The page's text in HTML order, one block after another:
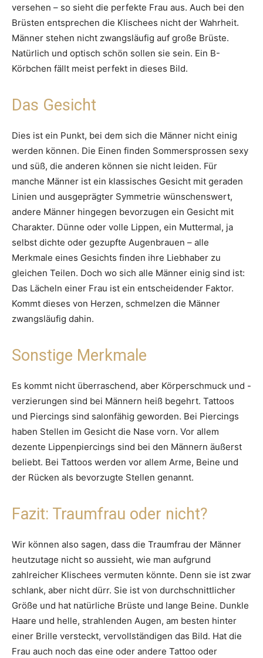
versehen – so sieht die perfekte Frau aus. Auch bei den
Brüsten entsprechen die Klischees nicht der Wahrheit.
Männer stehen nicht zwangsläufig auf große Brüste.
Natürlich und optisch schön sollen sie sein. Ein B-
Körbchen fällt meist perfekt in dieses Bild.
Das Gesicht
Dies ist ein Punkt, bei dem sich die Männer nicht einig
werden können. Die Einen finden Sommersprossen sexy
und süß, die anderen können sie nicht leiden. Für
manche Männer ist ein klassisches Gesicht mit geraden
Linien und ausgeprägter Symmetrie wünschenswert,
andere Männer hingegen bevorzugen ein Gesicht mit
Charakter. Dünne oder volle Lippen, ein Muttermal, ja
selbst dichte oder gezupfte Augenbrauen – alle
Merkmale eines Gesichts finden ihre Liebhaber zu
gleichen Teilen. Doch wo sich alle Männer einig sind ist:
Das Lächeln einer Frau ist ein entscheidender Faktor.
Kommt dieses von Herzen, schmelzen die Männer
zwangsläufig dahin.
Sonstige Merkmale
Es kommt nicht überraschend, aber Körperschmuck und -
verzierungen sind bei Männern heiß begehrt. Tattoos
und Piercings sind salonfähig geworden. Bei Piercings
haben Stellen im Gesicht die Nase vorn. Vor allem
dezente Lippenpiercings sind bei den Männern äußerst
beliebt. Bei Tattoos werden vor allem Arme, Beine und
der Rücken als bevorzugte Stellen genannt.
Fazit: Traumfrau oder nicht?
Wir können also sagen, dass die Traumfrau der Männer
heutzutage nicht so aussieht, wie man aufgrund
zahlreicher Klischees vermuten könnte. Denn sie ist zwar
schlank, aber nicht dürr. Sie ist von durchschnittlicher
Größe und hat natürliche Brüste und lange Beine. Dunkle
Haare und helle, strahlenden Augen, am besten hinter
einer Brille versteckt, vervollständigen das Bild. Hat die
Frau auch noch das eine oder andere Tattoo oder